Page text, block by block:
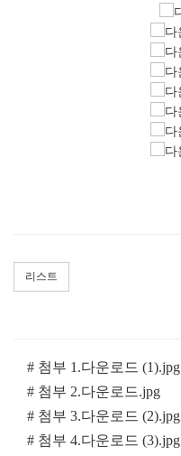
리스트
# 첨부 1.다운로드 (1).jpg
# 첨부 2.다운로드.jpg
# 첨부 3.다운로드 (2).jpg
# 첨부 4.다운로드 (3).jpg